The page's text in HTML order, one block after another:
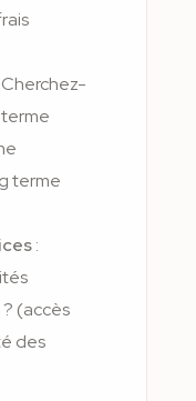
Cherchez-
terme
:
(accès
des